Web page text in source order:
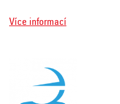
Více informací